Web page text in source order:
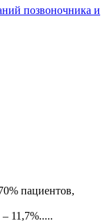
позвоночника и
пациентов,
11,7%.....